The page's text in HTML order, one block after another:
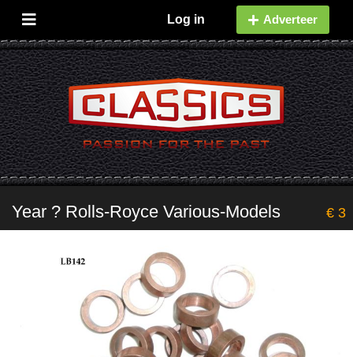
Log in Adverteer
Year ? Rolls-Royce Various-Models € 3